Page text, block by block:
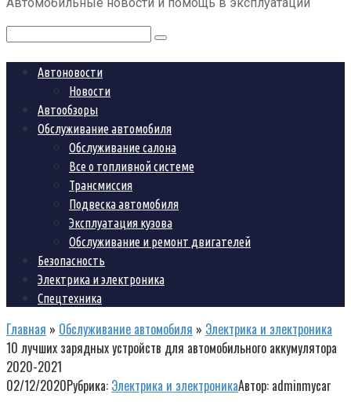
Поиск:
Автоновости
Новости
Автообзоры
Обслуживание автомобиля
Обслуживание салона
Все о топливной системе
Трансмиссия
Подвеска автомобиля
Эксплуатация кузова
Обслуживание и ремонт двигателей
Безопасность
Электрика и электроника
Спецтехника
Главная » Обслуживание автомобиля » Электрика и электроника
10 лучших зарядных устройств для автомобильного аккумулятора
2020-2021
02/12/2020Рубрика: Электрика и электроникаАвтор: adminmycar